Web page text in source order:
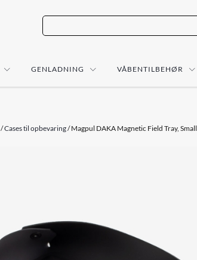
GENLADNING VÅBENTILBEHØR
/Cases til opbevaring/ Magpul DAKA Magnetic Field Tray, Small